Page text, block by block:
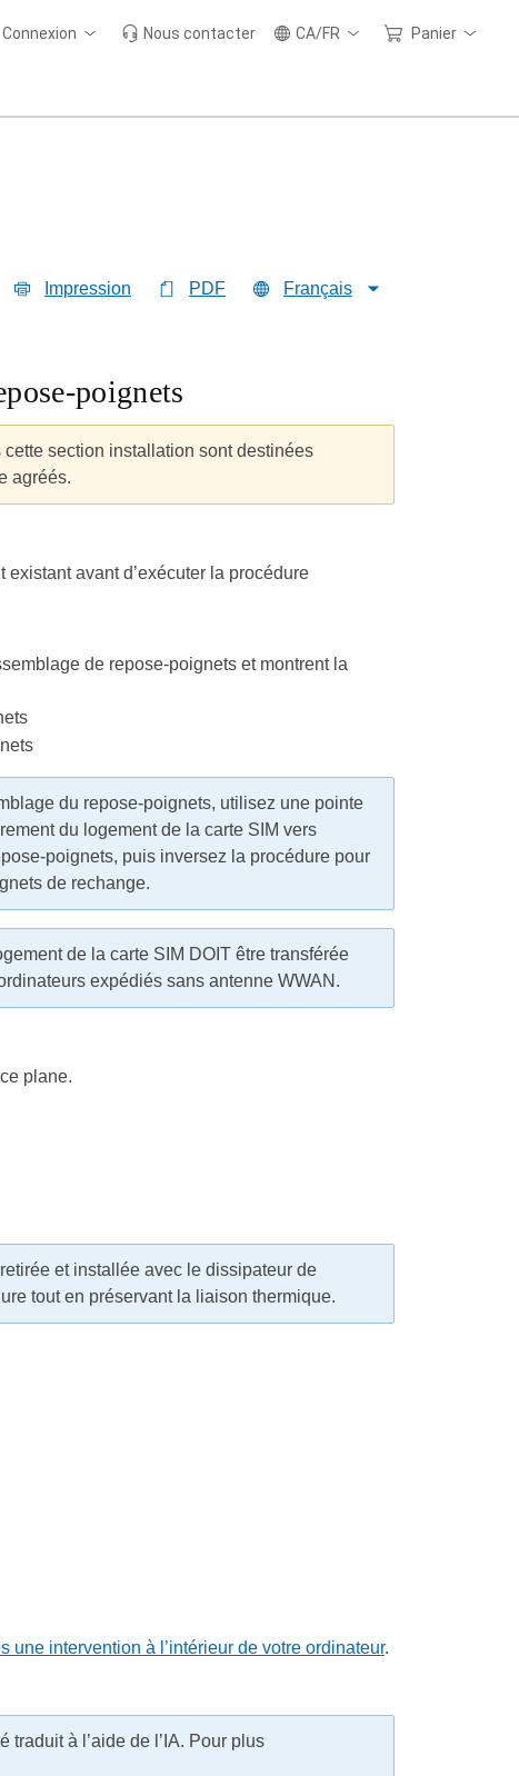
Connexion Nous contacter CA/FR Panier
Impression PDF Français
poignets
section installation sont destinées
agréés.
avant d’exécuter la procédure
de repose-poignets et montrent la
du repose-poignets, utilisez une pointe
du logement de la carte SIM vers
poignets, puis inversez la procédure pour
de rechange.
de la carte SIM DOIT être transférée
expédiés sans antenne WWAN.
plane.
et installée avec le dissipateur de
tout en préservant la liaison thermique.
une intervention à l’intérieur de votre ordinateur.
à l’aide de l’IA. Pour plus